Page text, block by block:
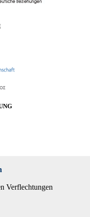
Verflechtungen